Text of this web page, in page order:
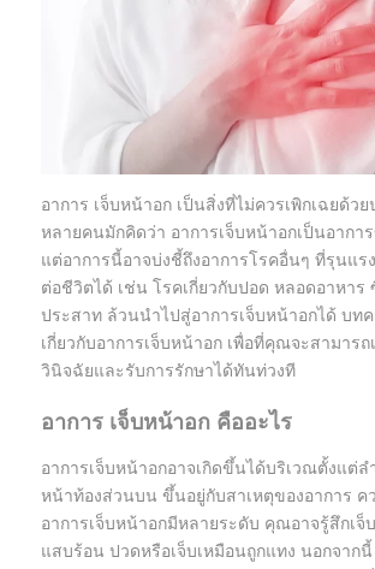
อาการ เจ็บหน้าอก เป็นสิ่งที่ไม่ควรเพิกเฉยด้วย
หลายคนมักคิดว่า อาการเจ็บหน้าอกเป็นอากา
แต่อาการนี้อาจบ่งชี้ถึงอาการโรคอื่นๆ ที่รุนแร
ต่อชีวิตได้ เช่น โรคเกี่ยวกับปอด หลอดอาหาร
ประสาท ล้วนนำไปสู่อาการเจ็บหน้าอกได้ บท
เกี่ยวกับอาการเจ็บหน้าอก เพื่อที่คุณจะสามารถ
วินิจฉัยและรับการรักษาได้ทันท่วงที
อาการ เจ็บหน้าอก คืออะไร
อาการเจ็บหน้าอกอาจเกิดขึ้นได้บริเวณตั้งแต่ล
หน้าท้องส่วนบน ขึ้นอยู่กับสาเหตุของอาการ ค
อาการเจ็บหน้าอกมีหลายระดับ คุณอาจรู้สึกเจ็
แสบร้อน ปวดหรือเจ็บเหมือนถูกแทง นอกจาก